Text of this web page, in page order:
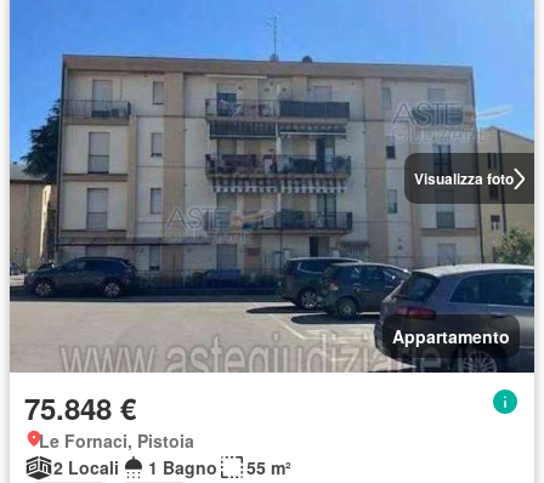
Visualizza foto
Appartamento
75.848 €
Le Fornaci, Pistoia
2 Locali
1 Bagno
55 m²